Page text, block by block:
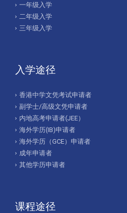
一年级入学
二年级入学
三年级入学
入学途径
香港中学文凭考试申请者
副学士/高级文凭申请者
内地高考申请者(JEE）
海外学历(IB)申请者
海外学历（GCE）申请者
成年申请者
其他学历申请者
课程途径